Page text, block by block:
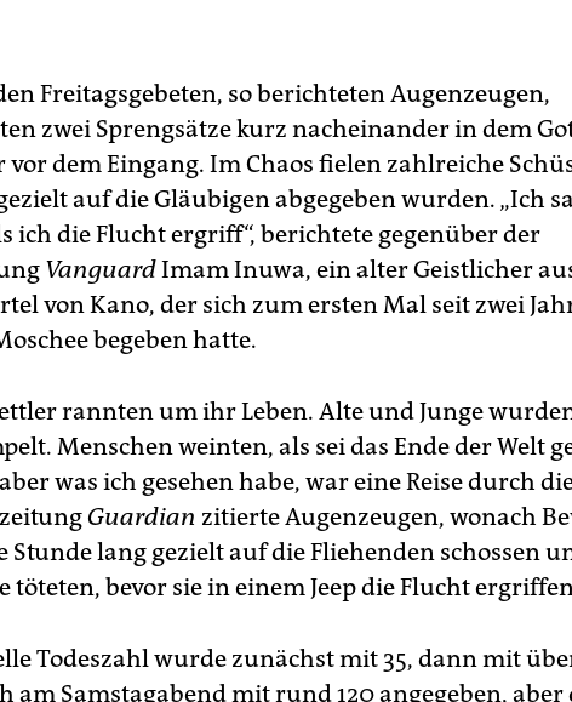
Freitagsgebeten, so berichteten Augenzeugen,
zwei Sprengsätze kurz nacheinander in dem
dem Eingang. Im Chaos fielen zahlreiche
auf die Gläubigen abgegeben wurden. „Ich
ich die Flucht ergriff“, berichtete gegenüber der
VanguardImam Inuwa, ein alter Geistlicher
von Kano, der sich zum ersten Mal seit zwei
begeben hatte.
rannten um ihr Leben. Alte und Junge
Menschen weinten, als sei das Ende der Welt
was ich gesehen habe, war eine Reise durch
Guardian zitierte Augenzeugen, wonach
Stunde lang gezielt auf die Fliehenden schossen
töteten, bevor sie in einem Jeep die Flucht
Todeszahl wurde zunächst mit 35, dann mit
am Samstagabend mit rund 120 angegeben, aber